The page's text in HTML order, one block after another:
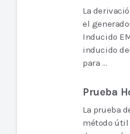
La
el
Inducido
inducido
para …
Prueba
La prueba
método útil